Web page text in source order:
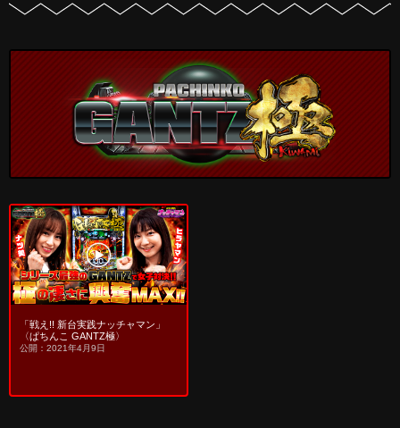
「戦え!! 新台実践ナッチャマン」
〈ぱちんこ GANTZ極〉
公開：2021年4月9日